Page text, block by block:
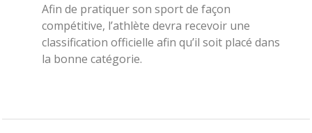
Afin de pratiquer son sport de façon
compétitive, l’athlète devra recevoir une
classification officielle afin qu’il soit placé dans
la bonne catégorie.